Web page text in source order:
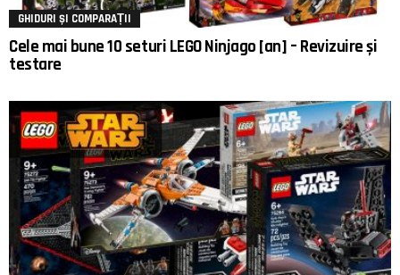
GHIDURI ȘI COMPARAȚII
Cele mai bune 10 seturi LEGO Ninjago [an] – Revizuire și
testare